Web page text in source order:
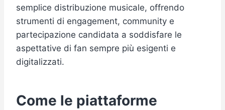
semplice distribuzione musicale, offrendo
strumenti di engagement, community e
partecipazione candidata a soddisfare le
aspettative di fan sempre più esigenti e
digitalizzati.
Come le piattaforme